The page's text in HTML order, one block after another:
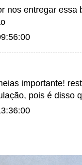
nos entregar essa
importante!
pois é disso